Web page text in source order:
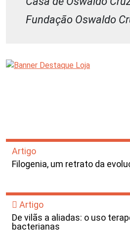
Fundação Oswaldo
Artigo
Filogenia, um retrato da
Artigo
De vilãs a aliadas: o uso
bacterianas